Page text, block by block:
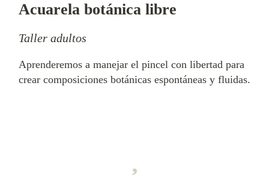
Acuarela botánica libre
Taller adultos
Aprenderemos a manejar el pincel con libertad para
crear composiciones botánicas espontáneas y fluidas.